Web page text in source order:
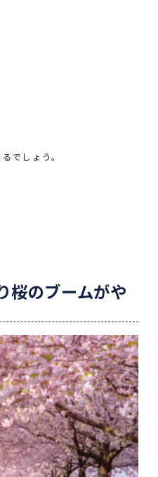
でしょう。
桜のブームがや